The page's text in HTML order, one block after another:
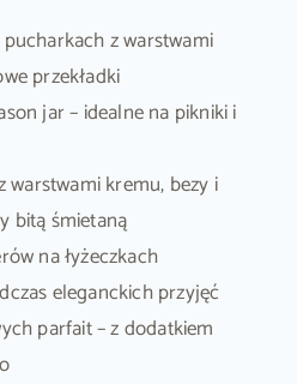
z warstwami
przekładki
jar – idealne na pikniki i
warstwami kremu, bezy i
bitą śmietaną
na łyżeczkach
eleganckich przyjęć
parfait – z dodatkiem